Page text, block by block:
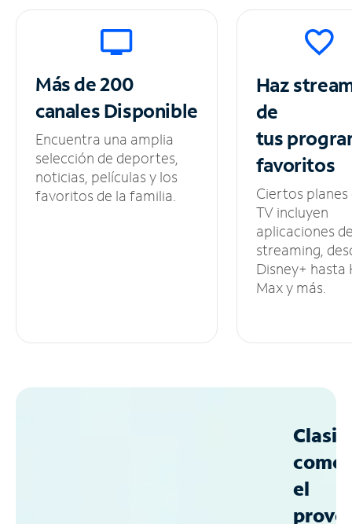
Más de 200
canalesDisponible
Encuentra una amplia
selección de deportes,
noticias, películas y los
favoritos de la familia.
Haz
de
tus
favoritos
Ciertos planes
TV incluyen
aplicaciones
streaming,
Disney+ hasta
Max y más.
como
el